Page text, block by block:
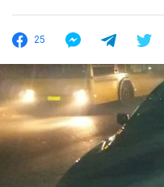
25